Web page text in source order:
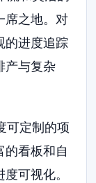
席之地。对
的进度追踪
产与复杂
可定制的项
的看板和自
可视化。